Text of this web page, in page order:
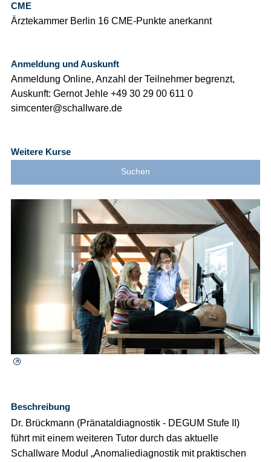
CME
Ärztekammer Berlin 16 CME-Punkte anerkannt
Anmeldung und Auskunft
Anmeldung Online, Anzahl der Teilnehmer begrenzt,
Auskunft: Gernot Jehle +49 30 29 00 611 0
simcenter@schallware.de
Weitere Kurse
Suchen
⯈
Beschreibung
Dr. Brückmann (Pränataldiagnostik - DEGUM Stufe II)
führt mit einem weiteren Tutor durch das aktuelle
Schallware Modul „Anomaliediagnostik mit praktischen